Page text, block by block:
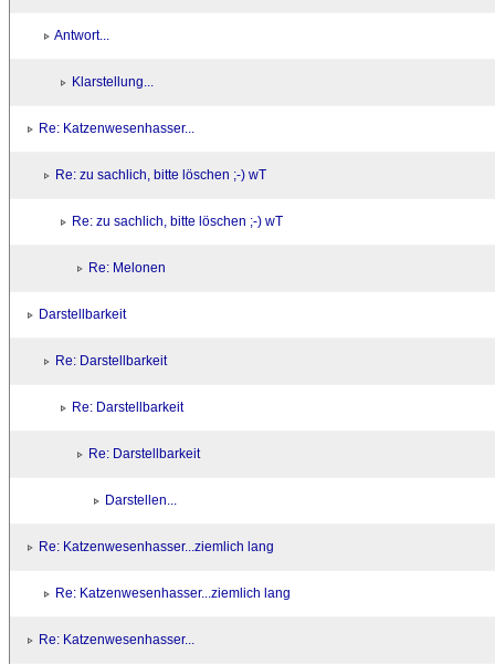
Antwort...
Klarstellung...
Re: Katzenwesenhasser...
Re: zu sachlich, bitte löschen ;-) wT
Re: zu sachlich, bitte löschen ;-) wT
Re: Melonen
Darstellbarkeit
Re: Darstellbarkeit
Re: Darstellbarkeit
Re: Darstellbarkeit
Darstellen...
Re: Katzenwesenhasser...ziemlich lang
Re: Katzenwesenhasser...ziemlich lang
Re: Katzenwesenhasser...